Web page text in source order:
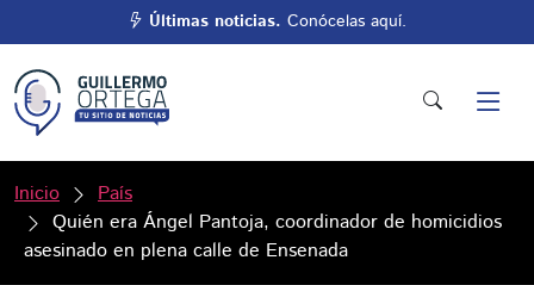
Últimas noticias. Conócelas aquí.
Inicio
País
Quién era Ángel Pantoja, coordinador de homicidios
asesinado en plena calle de Ensenada